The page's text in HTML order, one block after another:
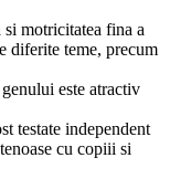
motricitatea fina a
diferite teme, precum
este atractiv
testate independent
cu copiii si